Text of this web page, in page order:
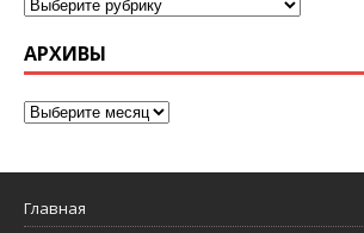
АРХИВЫ
Главная